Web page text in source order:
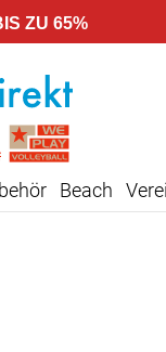
ZU 65%
Beach